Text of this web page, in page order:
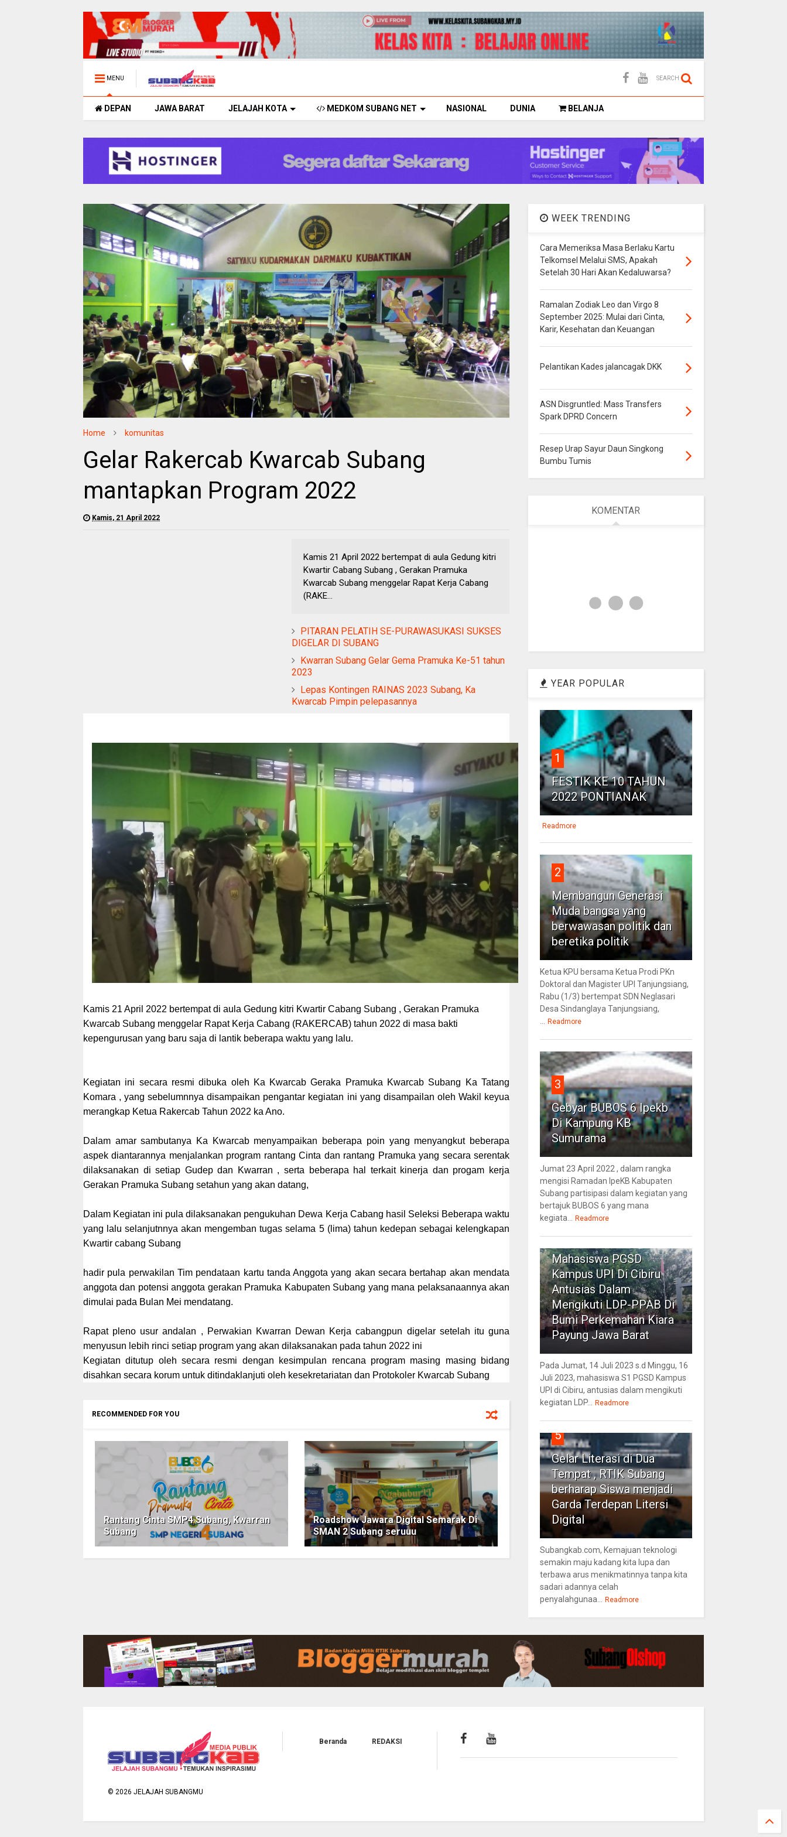
MENU SEARCH
DEPAN JAWA BARAT JELAJAH KOTA MEDKOM SUBANG NET NASIONAL DUNIA BELANJA
Home komunitas
Gelar Rakercab Kwarcab Subang
mantapkan Program 2022
Kamis, 21 April 2022
Kamis 21 April 2022 bertempat di aula Gedung kitri
Kwartir Cabang Subang , Gerakan Pramuka
Kwarcab Subang menggelar Rapat Kerja Cabang
(RAKE...
PITARAN PELATIH SE-PURAWASUKASI SUKSES
DIGELAR DI SUBANG
Kwarran Subang Gelar Gema Pramuka Ke-51 tahun
2023
Lepas Kontingen RAINAS 2023 Subang, Ka
Kwarcab Pimpin pelepasannya
Kamis 21 April 2022 bertempat di aula Gedung kitri Kwartir Cabang Subang , Gerakan Pramuka
Kwarcab Subang menggelar Rapat Kerja Cabang (RAKERCAB) tahun 2022 di masa bakti
kepengurusan yang baru saja di lantik beberapa waktu yang lalu.
Kegiatan ini secara resmi dibuka oleh Ka Kwarcab Geraka Pramuka Kwarcab Subang Ka Tatang
Komara , yang sebelumnnya disampaikan pengantar kegiatan ini yang disampailan oleh Wakil keyua
merangkap Ketua Rakercab Tahun 2022 ka Ano.
Dalam amar sambutanya Ka Kwarcab menyampaikan beberapa poin yang menyangkut beberapa
aspek diantarannya menjalankan program rantang Cinta dan rantang Pramuka yang secara serentak
dilaksanakan di setiap Gudep dan Kwarran , serta beberapa hal terkait kinerja dan progam kerja
Gerakan Pramuka Subang setahun yang akan datang,
Dalam Kegiatan ini pula dilaksanakan pengukuhan Dewa Kerja Cabang hasil Seleksi Beberapa waktu
yang lalu selanjutnnya akan mengemban tugas selama 5 (lima) tahun kedepan sebagai kelengkapan
Kwartir cabang Subang
hadir pula perwakilan Tim pendataan kartu tanda Anggota yang akan secara bertahap akan mendata
anggota dan potensi anggota gerakan Pramuka Kabupaten Subang yang mana pelaksanaannya akan
dimulai pada Bulan Mei mendatang.
Rapat pleno usur andalan , Perwakian Kwarran Dewan Kerja cabangpun digelar setelah itu guna
menyusun lebih rinci setiap program yang akan dilaksanakan pada tahun 2022 ini
Kegiatan ditutup oleh secara resmi dengan kesimpulan rencana program masing masing bidang
disahkan secara korum untuk ditindaklanjuti oleh kesekretariatan dan Protokoler Kwarcab Subang
×
📄 JOIN DONG
RECOMMENDED FOR YOU
Rantang Cinta SMP4 Subang, Kwarran
Subang
Roadshow Jawara Digital Semarak Di
SMAN 2 Subang seruuu
WEEK TRENDING
Cara Memeriksa Masa Berlaku Kartu
Telkomsel Melalui SMS, Apakah
Setelah 30 Hari Akan Kedaluwarsa?
Ramalan Zodiak Leo dan Virgo 8
September 2025: Mulai dari Cinta,
Karir, Kesehatan dan Keuangan
Pelantikan Kades jalancagak DKK
ASN Disgruntled: Mass Transfers
Spark DPRD Concern
Resep Urap Sayur Daun Singkong
Bumbu Tumis
KOMENTAR
YEAR POPULAR
1
FESTIK KE 10 TAHUN
2022 PONTIANAK
Readmore
2
Membangun Generasi
Muda bangsa yang
berwawasan politik dan
beretika politik
Ketua KPU bersama Ketua Prodi PKn
Doktoral dan Magister UPI Tanjungsiang,
Rabu (1/3) bertempat SDN Neglasari
Desa Sindanglaya Tanjungsiang,
... Readmore
3
Gebyar BUBOS 6 Ipekb
Di Kampung KB
Sumurama
Jumat 23 April 2022 , dalam rangka
mengisi Ramadan IpeKB Kabupaten
Subang partisipasi dalam kegiatan yang
bertajuk BUBOS 6 yang mana
kegiata... Readmore
4
Mahasiswa PGSD
Kampus UPI Di Cibiru
Antusias Dalam
Mengikuti LDP-PPAB Di
Bumi Perkemahan Kiara
Payung Jawa Barat
Pada Jumat, 14 Juli 2023 s.d Minggu, 16
Juli 2023, mahasiswa S1 PGSD Kampus
UPI di Cibiru, antusias dalam mengikuti
kegiatan LDP... Readmore
5
Gelar Literasi di Dua
Tempat , RTIK Subang
berharap Siswa menjadi
Garda Terdepan Litersi
Digital
Subangkab.com, Kemajuan teknologi
semakin maju kadang kita lupa dan
terbawa arus menikmatinnya tanpa kita
sadari adannya celah
penyalahgunaa... Readmore
©2026 JELAJAH SUBANGMU
Beranda REDAKSI